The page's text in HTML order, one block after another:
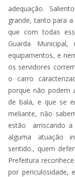
adequação.
grande, tanto para
que com todas
Guarda
equipamentos, e
os servidores
o carro
porque não podem
de bala, e que se
meliante, não
estão arriscando a
alguma atuação
sentido., quem
Prefeitura
por periculosidade,